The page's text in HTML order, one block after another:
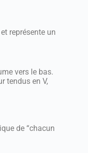
représente un
vers le bas.
tendus en V,
de “chacun